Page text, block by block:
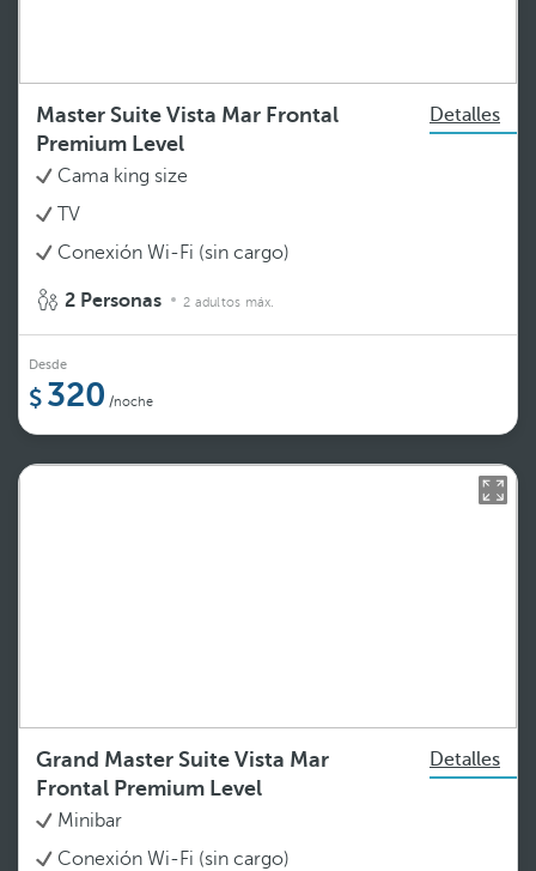
Master Suite Vista Mar Frontal
Premium Level
Detalles
Cama king size
TV
Conexión Wi-Fi (sin cargo)
2 Personas 2 adultos máx.
Desde
320 /noche
Grand Master Suite Vista Mar
Frontal Premium Level
Detalles
Minibar
Conexión Wi-Fi (sin cargo)